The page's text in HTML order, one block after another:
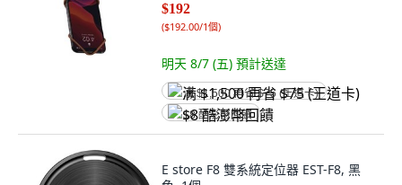
$192
($192.00/1個)
明天 8/7 (五) 預計送達
满 $1,500 再省 $75 (王道卡)
$8 酷澎幣回饋
E store F8 雙系統定位器 EST-F8, 黑